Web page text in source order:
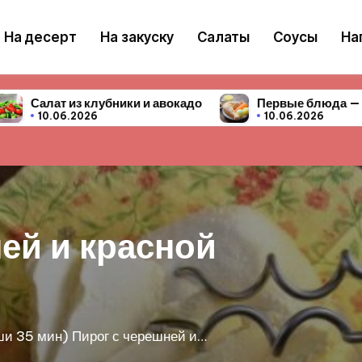
На десерт На закуску Салаты Соусы
Первые блюда — 10 простых и вкусных
с черешней
или безе - очень популярный рецепт!